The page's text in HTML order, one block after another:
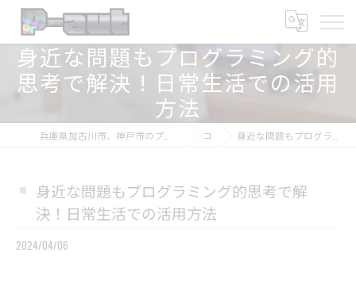
身近な問題もプログラミング的
思考で解決！日常生活での活用
方法
兵庫県加古川市、神戸市のプログラミング教室ならプログラミング教室-アプロボスクール コラム 身近な問題もプログラミング的思考で解決！日常生活での活用方法
身近な問題もプログラミング的思考で解
決！日常生活での活用方法
2024/04/06